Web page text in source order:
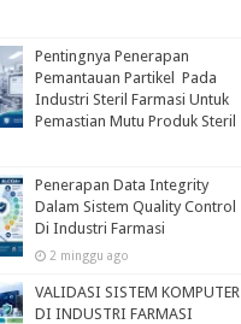
Pentingnya Penerapan
Pemantauan Partikel Pada
Industri Steril Farmasi Untuk
Pemastian Mutu Produk Steril
Penerapan Data Integrity
Dalam Sistem Quality Control
Di Industri Farmasi
2 minggu ago
VALIDASI SISTEM KOMPUTER
DI INDUSTRI FARMASI